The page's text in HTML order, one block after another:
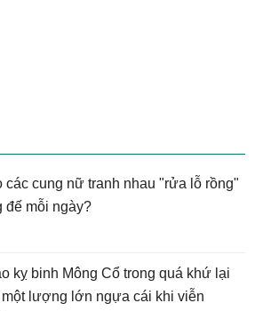
các cung nữ tranh nhau "rửa lỗ rồng"
đế mỗi ngày?
kỵ binh Mông Cổ trong quá khứ lại
một lượng lớn ngựa cái khi viễn